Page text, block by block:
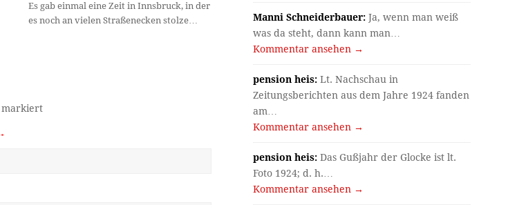
Es gab einmal eine Zeit in Innsbruck, in der
es noch an vielen Straßenecken stolze…
markiert
*
Manni Schneiderbauer: Ja, wenn man weiß
was da steht, dann kann man…
Kommentar ansehen →
pension heis: Lt. Nachschau in
Zeitungsberichten aus dem Jahre 1924 fanden
am…
Kommentar ansehen →
pension heis: Das Gußjahr der Glocke ist lt.
Foto 1924; d. h.…
Kommentar ansehen →